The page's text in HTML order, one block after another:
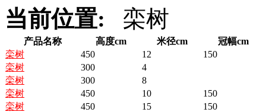
当前位置: 栾树
产品名称 高度cm 米径cm
冠幅cm
栾树
450 12
150
栾树
300
4
栾树
300
8
栾树
450 10
150
栾树
450 15
150